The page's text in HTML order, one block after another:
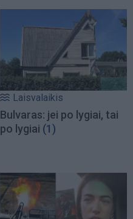
Laisvalaikis
Bulvaras: jei po lygiai, tai
po lygiai (1)